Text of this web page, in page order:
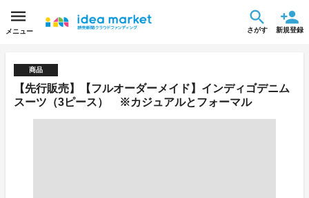
メニュー さがす 新規登録
商品
【先行販売】【フルオーダーメイド】インディゴデニム
スーツ（3ピース） ※カジュアルとフォーマル